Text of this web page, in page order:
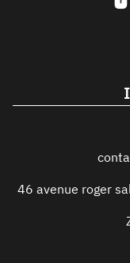
46 avenue roger